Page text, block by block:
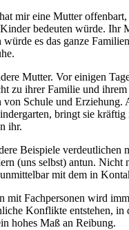
mir eine Mutter
bedeuten würde. Ihr
würde es das ganze
Mutter. Vor einigen
zu ihrer Familie und
von Schule und Erziehung.
bringt sie
ihr.
Beispiele verdeutlichen
(uns selbst) antun. Nicht
mit dem in
mit Fachpersonen wird
Konflikte entstehen,
hohes Maß an Reibung.